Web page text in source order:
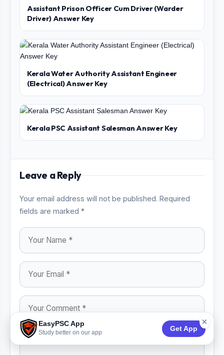
EasyPSC App
Study better on our app
Get App
×
Assistant Prison Officer Cum Driver (Warder
Driver) Answer Key
Kerala Water Authority Assistant Engineer
(Electrical) Answer Key
Kerala PSC Assistant Salesman Answer Key
Leave a Reply
Your email address will not be published. Required
fields are marked *